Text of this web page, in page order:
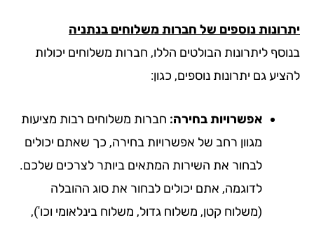
נוספים של חברות משלוחים בנתניה
ליתרונות הבולטים הללו, חברות משלוחים יכולות
גם יתרונות נוספים, כגון:
אפשרויות בחירה:חברות משלוחים רבות מציעות
מגוון רחב של אפשרויות בחירה, כך שאתם יכולים
לבחור את השירות המתאים ביותר לצרכים שלכם.
לדוגמה, אתם יכולים לבחור את סוג ההובלה
(משלוח קטן, משלוח גדול, משלוח בינלאומי וכו'),